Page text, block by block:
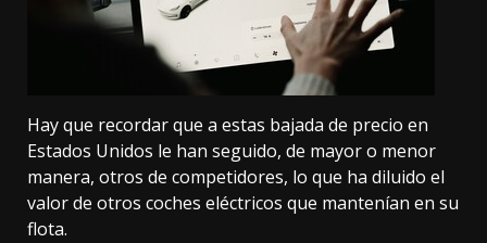
Hay que recordar que a estas bajada de precio en
Estados Unidos le han seguido, de mayor o menor
manera, otros de competidores, lo que ha diluido el
valor de otros coches eléctricos que mantenían en su
flota.